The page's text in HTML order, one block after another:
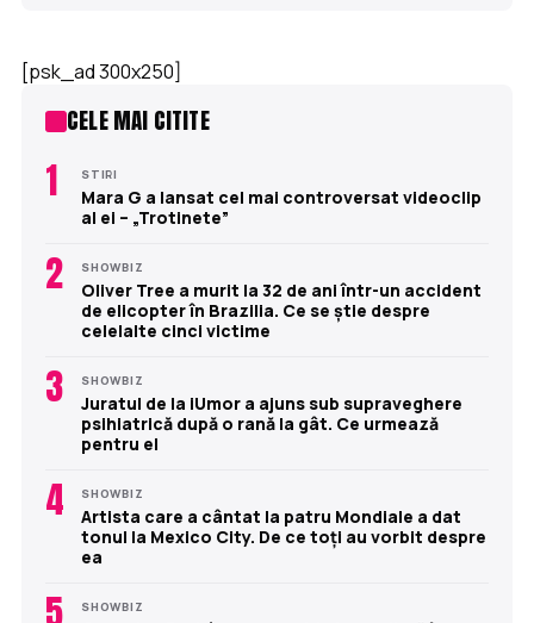
[psk_ad 300x250]
CELE MAI CITITE
1 STIRI
Mara G a lansat cel mai controversat videoclip
al ei – „Trotinete”
2 SHOWBIZ
Oliver Tree a murit la 32 de ani într-un accident
de elicopter în Brazilia. Ce se știe despre
celelalte cinci victime
3 SHOWBIZ
Juratul de la iUmor a ajuns sub supraveghere
psihiatrică după o rană la gât. Ce urmează
pentru el
4 SHOWBIZ
Artista care a cântat la patru Mondiale a dat
tonul la Mexico City. De ce toți au vorbit despre
ea
SHOWBIZ